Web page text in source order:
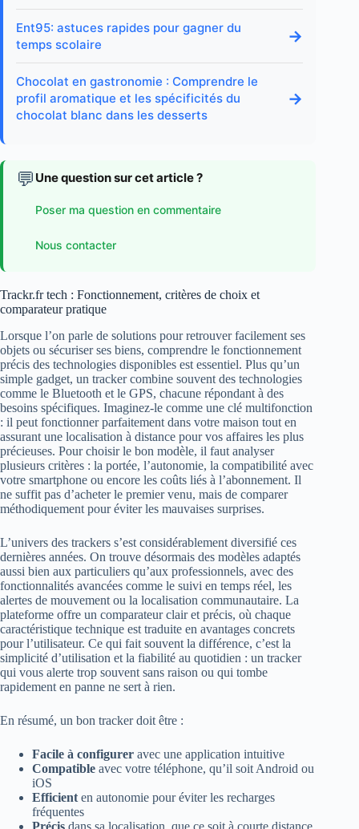
Ent95: astuces rapides pour gagner du
temps scolaire
→
Chocolat en gastronomie : Comprendre le
profil aromatique et les spécificités du
chocolat blanc dans les desserts
→
💬 Une question sur cet article ?
Poser ma question en commentaire
Nous contacter
Trackr.fr tech : Fonctionnement, critères de choix et
comparateur pratique
Lorsque l’on parle de solutions pour retrouver facilement ses
objets ou sécuriser ses biens, comprendre le fonctionnement
précis des technologies disponibles est essentiel. Plus qu’un
simple gadget, un tracker combine souvent des technologies
comme le Bluetooth et le GPS, chacune répondant à des
besoins spécifiques. Imaginez-le comme une clé multifonction
: il peut fonctionner parfaitement dans votre maison tout en
assurant une localisation à distance pour vos affaires les plus
précieuses. Pour choisir le bon modèle, il faut analyser
plusieurs critères : la portée, l’autonomie, la compatibilité avec
votre smartphone ou encore les coûts liés à l’abonnement. Il
ne suffit pas d’acheter le premier venu, mais de comparer
méthodiquement pour éviter les mauvaises surprises.
L’univers des trackers s’est considérablement diversifié ces
dernières années. On trouve désormais des modèles adaptés
aussi bien aux particuliers qu’aux professionnels, avec des
fonctionnalités avancées comme le suivi en temps réel, les
alertes de mouvement ou la localisation communautaire. La
plateforme offre un comparateur clair et précis, où chaque
caractéristique technique est traduite en avantages concrets
pour l’utilisateur. Ce qui fait souvent la différence, c’est la
simplicité d’utilisation et la fiabilité au quotidien : un tracker
qui vous alerte trop souvent sans raison ou qui tombe
rapidement en panne ne sert à rien.
En résumé, un bon tracker doit être :
Facile à configurer avec une application intuitive
Compatible avec votre téléphone, qu’il soit Android ou
iOS
Efficient en autonomie pour éviter les recharges
fréquentes
Précis dans sa localisation, que ce soit à courte distance